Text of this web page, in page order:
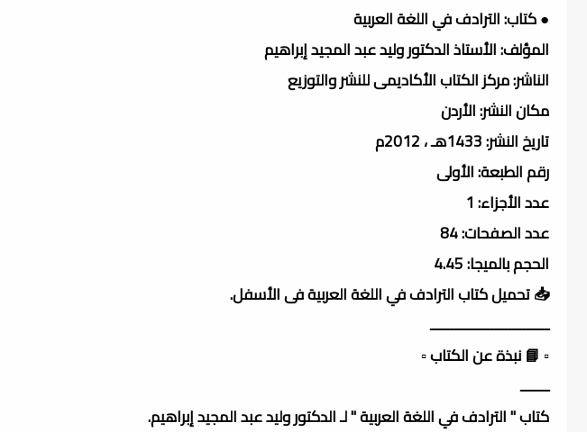
● كتاب: الترادف في اللغة العربية
المؤلف: الأستاذ الدكتور وليد عبد المجيد إبراهيم
الناشر: مركز الكتاب الأكاديمى للنشر والتوزيع
مكان النشر: الأردن
تاريخ النشر: 1433هـ ، 2012م
رقم الطبعة: الأولى
عدد الأجزاء: 1
عدد الصفحات: 84
الحجم بالميجا: 4.45
📥 تحميل كتاب الترادف في اللغة العربية فى الأسفل.
ـــــــــــــــــــــــــــــــــ
▫️ 📘 نبذة عن الكتاب ▫️
ــــــــ
كتاب " الترادف في اللغة العربية " لـ الدكتور وليد عبد المجيد إبراهيم.